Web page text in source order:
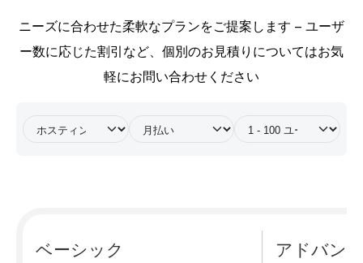
ニーズに合わせた柔軟なプランをご提案します — ユーザ
ー数に応じた割引など、個別のお見積りについてはお気
軽にお問い合わせください
ベーシック アドバン